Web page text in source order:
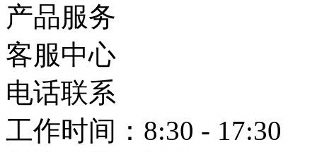
产品服务
客服中心
电话联系
工作时间： 8:30 - 17:30